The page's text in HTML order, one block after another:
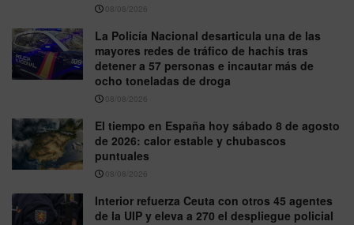
08/08/2026
La Policía Nacional desarticula una de las
mayores redes de tráfico de hachís tras
detener a 57 personas e incautar más de
ocho toneladas de droga
08/08/2026
El tiempo en España hoy sábado 8 de agosto
de 2026: calor estable y chubascos
puntuales
08/08/2026
Interior refuerza Ceuta con otros 45 agentes
de la UIP y eleva a 270 el despliegue policial